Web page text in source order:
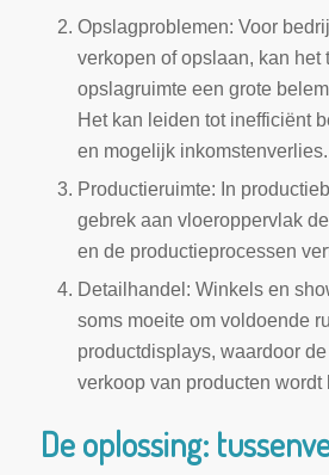
Opslagproblemen: Voor
verkopen of opslaan, kan het
opslagruimte een grote
Het kan leiden tot inefficiënt
en mogelijk inkomstenverlies.
Productieruimte: In
gebrek aan vloeroppervlak
en de productieprocessen
Detailhandel: Winkels en
soms moeite om voldoende
productdisplays, waardoor
verkoop van producten wordt
De oplossing: